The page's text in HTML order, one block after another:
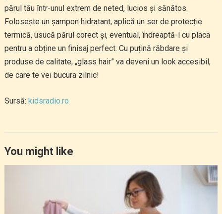
părul tău într-unul extrem de neted, lucios și sănătos.
Folosește un șampon hidratant, aplică un ser de protecție
termică, usucă părul corect și, eventual, îndreaptă-l cu placa
pentru a obține un finisaj perfect. Cu puțină răbdare și
produse de calitate, „glass hair” va deveni un look accesibil,
de care te vei bucura zilnic!
Sursă: kidsradio.ro
You might like